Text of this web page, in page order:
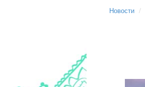
Новости